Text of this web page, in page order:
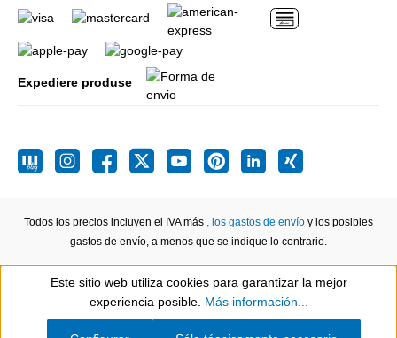
Expediere produse
Todos los precios incluyen el IVA más , los gastos de envío y los posibles
gastos de envío, a menos que se indique lo contrario.
Show toolbar
Este sitio web utiliza cookies para garantizar la mejor
experiencia posible. Más información...